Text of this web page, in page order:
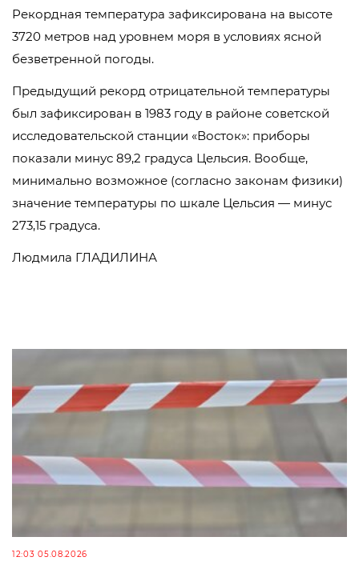
Рекордная температура зафиксирована на высоте
3720 метров над уровнем моря в условиях ясной
безветренной погоды.
Предыдущий рекорд отрицательной температуры
был зафиксирован в 1983 году в районе советской
исследовательской станции «Восток»: приборы
показали минус 89,2 градуса Цельсия. Вообще,
минимально возможное (согласно законам физики)
значение температуры по шкале Цельсия — минус
273,15 градуса.
Людмила ГЛАДИЛИНА
12:03 05.08.2026